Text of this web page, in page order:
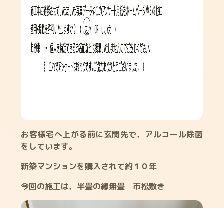
お客様宅へ上がる前に玄関先で、アルコール除菌
をしています。
新築マンションを購入されて約１０年
今回の施工は、半畳の縁無畳 市松敷き